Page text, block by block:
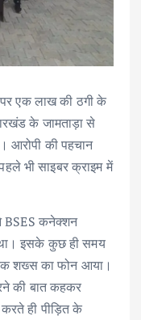
एक लाख की ठगी के
के जामताड़ा से
आरोपी की पहचान
भी साइबर क्राइम में
BSES कनेक्शन
इसके कुछ ही समय
शख्स का फोन आया।
की बात कहकर
ही पीड़ित के